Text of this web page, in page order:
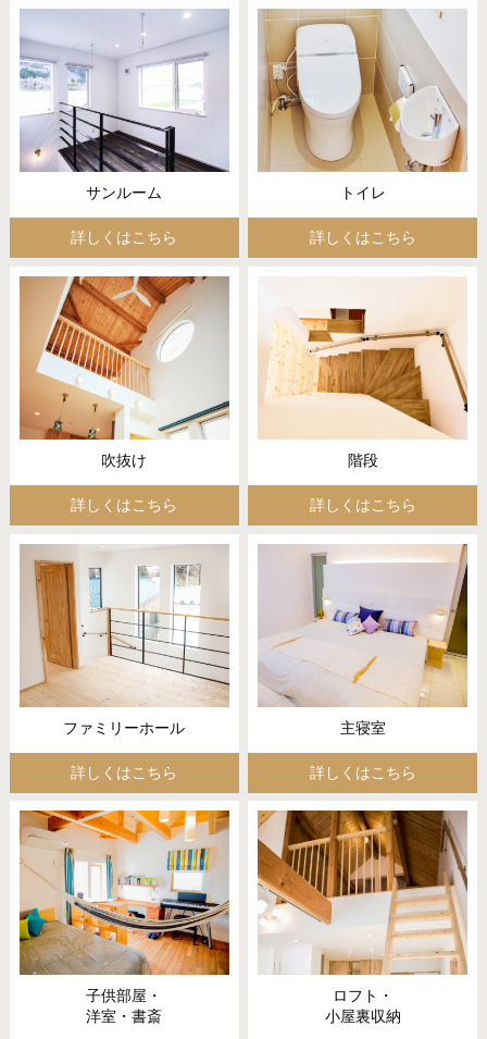
サンルーム
詳しくはこちら
トイレ
詳しくはこちら
吹抜け
詳しくはこちら
階段
詳しくはこちら
ファミリーホール
詳しくはこちら
主寝室
詳しくはこちら
子供部屋・
洋室・書斎
ロフト・
小屋裏収納